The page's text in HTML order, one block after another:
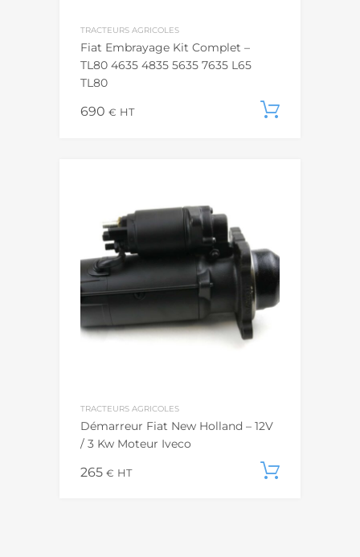
TRACTEURS AGRICOLES
Fiat Embrayage Kit Complet –
TL80 4635 4835 5635 7635 L65
TL80
690 € HT
TRACTEURS AGRICOLES
Démarreur Fiat New Holland – 12V
/ 3 Kw Moteur Iveco
265 € HT